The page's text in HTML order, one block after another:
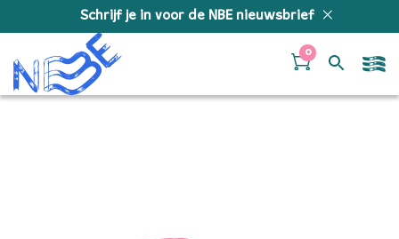
Schrijf je in voor de NBE nieuwsbrief
0